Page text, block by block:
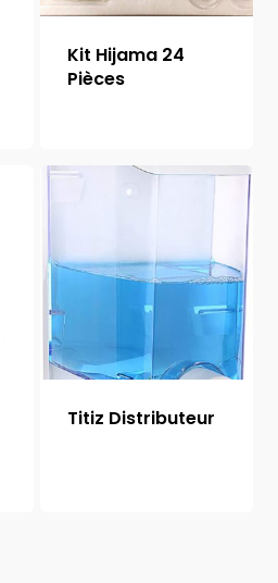
Kit Hijama 24
Pièces
Titiz Distributeur